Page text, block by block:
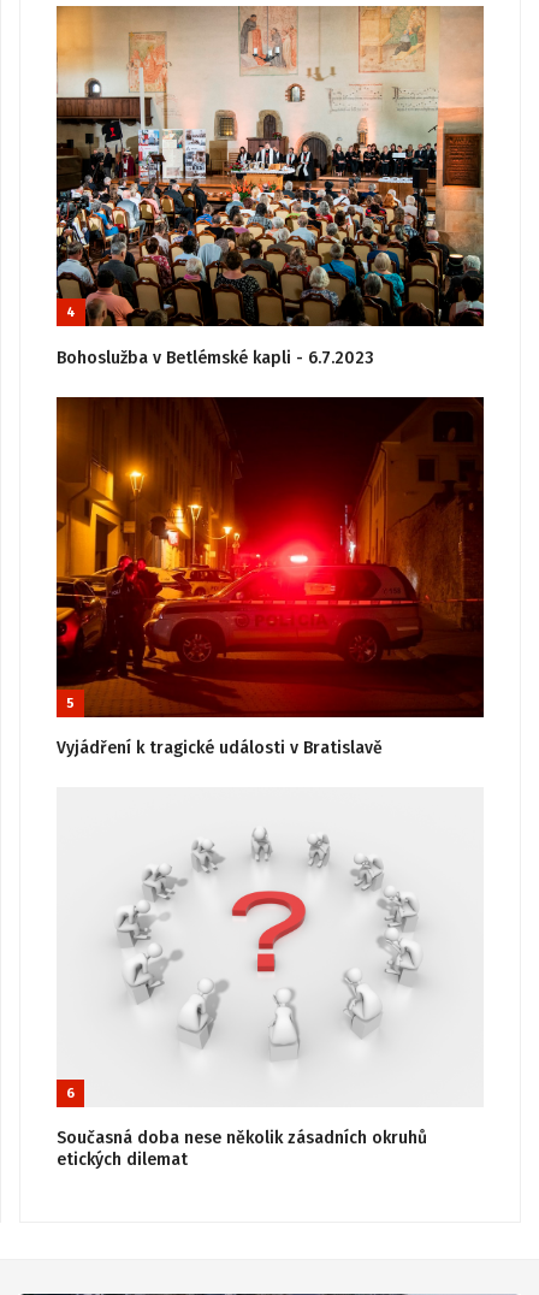
4
Bohoslužba v Betlémské kapli - 6.7.2023
5
Vyjádření k tragické události v Bratislavě
6
Současná doba nese několik zásadních okruhů
etických dilemat